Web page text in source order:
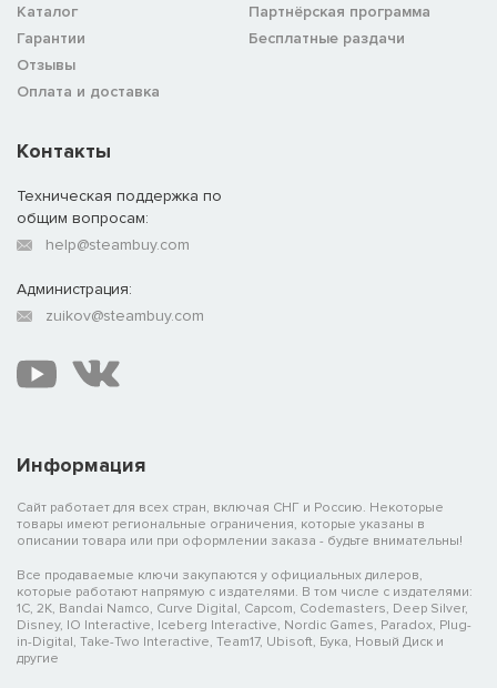
Каталог
Гарантии
Отзывы
Оплата и доставка
Партнёрская программа
Бесплатные раздачи
Информация
Сайт работает для всех стран, включая СНГ и Россию. Некоторые
товары имеют региональные ограничения, которые указаны в
описании товара или при оформлении заказа - будьте внимательны!
Все продаваемые ключи закупаются у официальных дилеров,
которые работают напрямую с издателями. В том числе с издателями:
1C, 2K, Bandai Namco, Curve Digital, Capcom, Codemasters, Deep Silver,
Disney, IO Interactive, Iceberg Interactive, Nordic Games, Paradox, Plug-
in-Digital, Take-Two Interactive, Team17, Ubisoft, Бука, Новый Диск и
другие
Контакты
Техническая поддержка по
общим вопросам:
help@steambuy.com
Администрация:
zuikov@steambuy.com